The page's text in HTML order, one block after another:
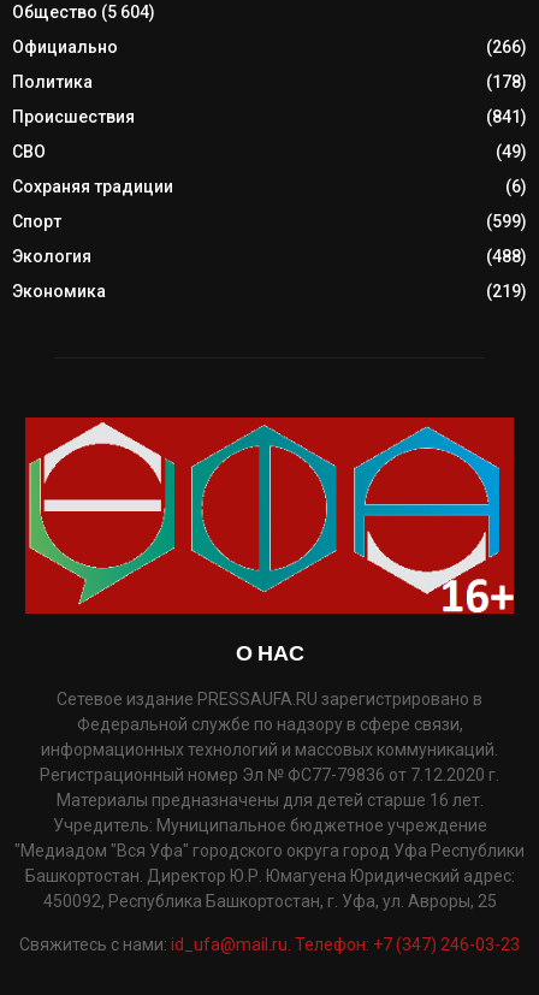
Общество (5 604)
Официально
(266)
Политика
(178)
Происшествия
(841)
СВО
(49)
Сохраняя традиции
(6)
Спорт
(599)
Экология
(488)
Экономика
(219)
О НАС
Сетевое издание PRESSAUFA.RU зарегистрировано в
Федеральной службе по надзору в сфере связи,
информационных технологий и массовых коммуникаций.
Регистрационный номер Эл № ФС77-79836 от 7.12.2020 г.
Материалы предназначены для детей старше 16 лет.
Учредитель: Муниципальное бюджетное учреждение
"Медиадом "Вся Уфа" городского округа город Уфа Республики
Башкортостан. Директор Ю.Р. Юмагуена Юридический адрес:
450092, Республика Башкортостан, г. Уфа, ул. Авроры, 25
Свяжитесь с нами: id_ufa@mail.ru. Телефон: +7 (347) 246-03-23